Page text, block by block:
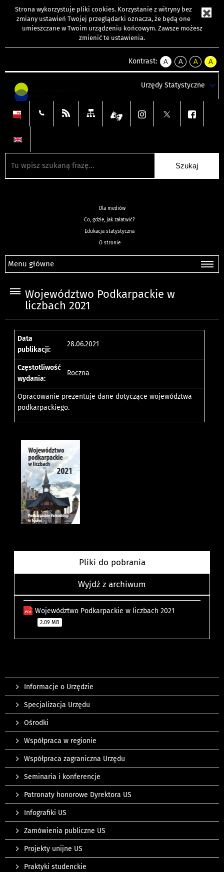
Strona wykorzystuje pliki cookies. Korzystanie z witryny bez
zmiany ustawień Twojej przeglądarki oznacza, że będą one
umieszczane w Twoim urządzeniu końcowym. Zawsze możesz
zmienić te ustawienia.
Kontrast:
A
kontrast
A
kontrast
tekst
czarnym
A
kontrast
tekst
czarnym
A
tekst
żółtym
Urzędy Statystyczne
Dla mediów
Co, gdzie, jak załatwić?
Edukacja statystyczna
O stronie
Menu główne
Województwo Podkarpackie w
liczbach 2021
Data
publikacji:
28.06.2021
Częstotliwość
wydania:
Roczna
Opracowanie prezentuje dane dotyczące województwa
podkarpackiego.
Pliki do pobrania
Wyjdź z archiwum
Województwo Podkarpackie w liczbach 2021
2.09 MB
Informacje o Urzędzie
Specjalizacja Urzędu
Ośrodki
Współpraca w regionie
Współpraca zagraniczna Urzędu
Seminaria i konferencje
Patronaty honorowe Dyrektora US
Infografiki US
Zamówienia publiczne US
Projekty unijne US
Praktyki studenckie